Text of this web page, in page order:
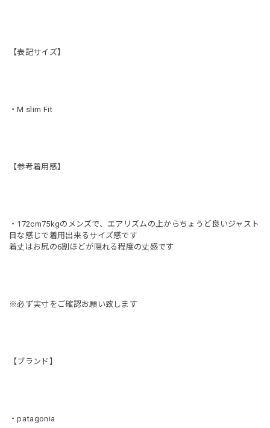
【表記サイズ】
・M slim Fit
【参考着用感】
・172cm75kgのメンズで、エアリズムの上からちょうど良いジャスト
目な感じで着用出来るサイズ感です
着丈はお尻の6割ほどが隠れる程度の丈感です
※必ず実寸をご確認お願い致します
【ブランド】
・patagonia